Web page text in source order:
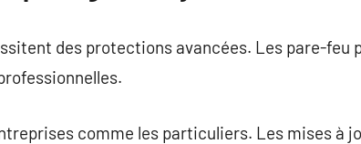
des protections avancées. Les pare-feu
comme les particuliers. Les mises à